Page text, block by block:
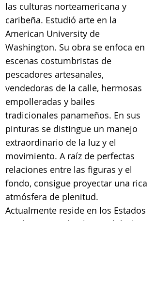
las culturas norteamericana y
caribeña. Estudió arte en la
American University de
Washington. Su obra se enfoca en
escenas costumbristas de
pescadores artesanales,
vendedoras de la calle, hermosas
empolleradas y bailes
tradicionales panameños. En sus
pinturas se distingue un manejo
extraordinario de la luz y el
movimiento. A raíz de perfectas
relaciones entre las figuras y el
fondo, consigue proyectar una rica
atmósfera de plenitud.
Actualmente reside en los Estados
Unidos, teniendo obras exhibidas